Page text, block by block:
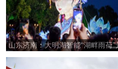
山东济南：大明湖智能“湖畔雨荷”
亮灯